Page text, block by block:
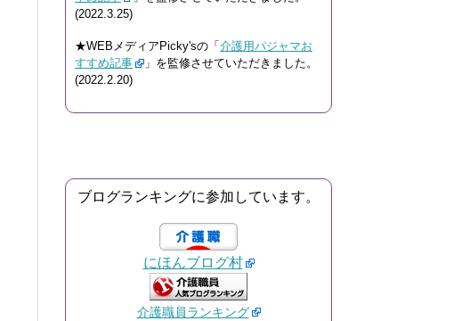
(2022.3.25)
★WEBメディアPicky'sの「 介護用パジャマお
すすめ記事
」を監修させていただきました。
(2022.2.20)
ブログランキングに参加しています。
にほんブログ村
介護職員ランキング